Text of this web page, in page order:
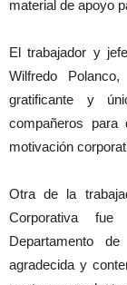
material de apoyo
El trabajador y
Wilfredo
gratificante y
compañeros para
motivación
Otra de la
Corporativa
Departamento
agradecida y